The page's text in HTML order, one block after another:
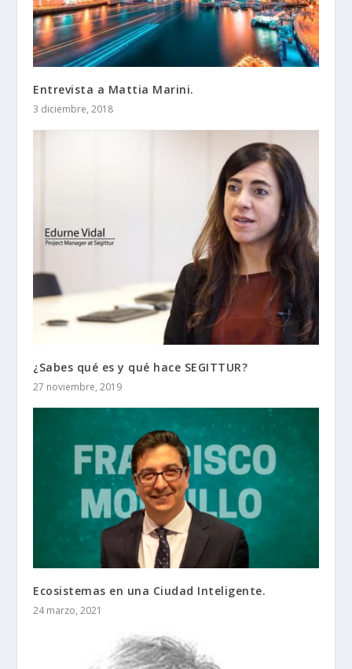
Entrevista a Mattia Marini.
3 diciembre, 2018
¿Sabes qué es y qué hace SEGITTUR?
27 noviembre, 2019
Ecosistemas en una Ciudad Inteligente.
24 marzo, 2021